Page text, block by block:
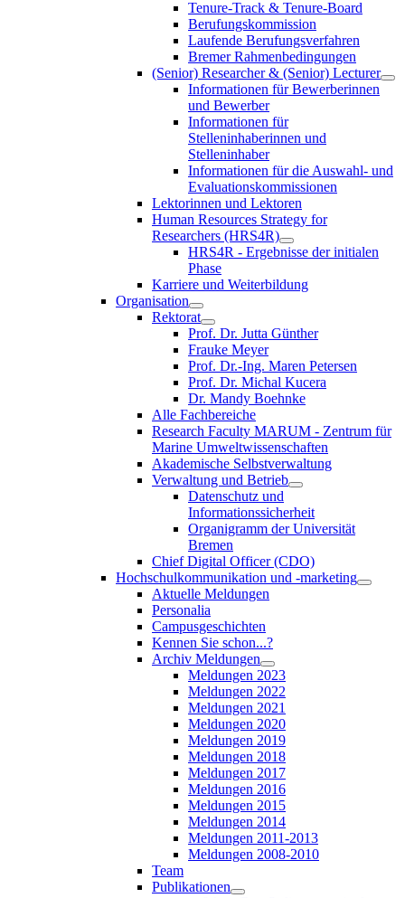
Tenure-Track & Tenure-Board
Berufungskommission
Laufende Berufungsverfahren
Bremer Rahmenbedingungen
(Senior) Researcher & (Senior) Lecturer
Informationen für Bewerberinnen
und Bewerber
Informationen für
Stelleninhaberinnen und
Stelleninhaber
Informationen für die Auswahl- und
Evaluationskommissionen
Lektorinnen und Lektoren
Human Resources Strategy for
Researchers (HRS4R)
HRS4R - Ergebnisse der initialen
Phase
Karriere und Weiterbildung
Organisation
Rektorat
Prof. Dr. Jutta Günther
Frauke Meyer
Prof. Dr.-Ing. Maren Petersen
Prof. Dr. Michal Kucera
Dr. Mandy Boehnke
Alle Fachbereiche
Research Faculty MARUM - Zentrum für
Marine Umweltwissenschaften
Akademische Selbstverwaltung
Verwaltung und Betrieb
Datenschutz und
Informationssicherheit
Organigramm der Universität
Bremen
Chief Digital Officer (CDO)
Hochschulkommunikation und -marketing
Aktuelle Meldungen
Personalia
Campusgeschichten
Kennen Sie schon...?
Archiv Meldungen
Meldungen 2023
Meldungen 2022
Meldungen 2021
Meldungen 2020
Meldungen 2019
Meldungen 2018
Meldungen 2017
Meldungen 2016
Meldungen 2015
Meldungen 2014
Meldungen 2011-2013
Meldungen 2008-2010
Team
Publikationen